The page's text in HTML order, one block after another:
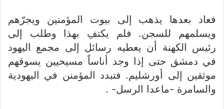
فعاد بعدها يذهب إلى بيوت المؤمنين ويجرّهم
ويسلمهم للسجن. فلم يكتفِ بهذا وطلب إلى
رئيس الكهنة أن يعطيه رسائل إلى مجمع اليهود
في دمشق حتى إذا وجد أناساً مسيحيين يسوقهم
موثقين إلى أورشليم. فتبدد المؤمنن في اليهودية
والسامرة -ماعدا الرسل- .